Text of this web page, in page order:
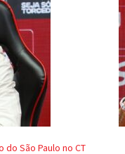
São Paulo no CT